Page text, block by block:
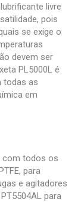
livre
pois
se exige o
devem ser
PL5000L é
todas as
em
com todos os
para
e agitadores
para